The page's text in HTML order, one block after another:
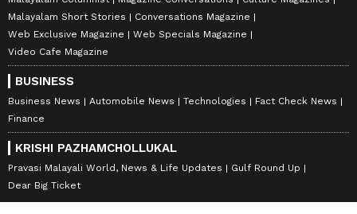
Malayalam Short Stories
Conversations Magazine
Web Exclusive Magazine
Web Specials Magazine
Video Cafe Magazine
BUSINESS
Business News Automobile News Technologies
Fact Check News
Finance
KRISHI PAZHAMCHOLLUKAL
Pravasi Malayali World, News & Life Updates
Gulf Round Up
Dear Big Ticket